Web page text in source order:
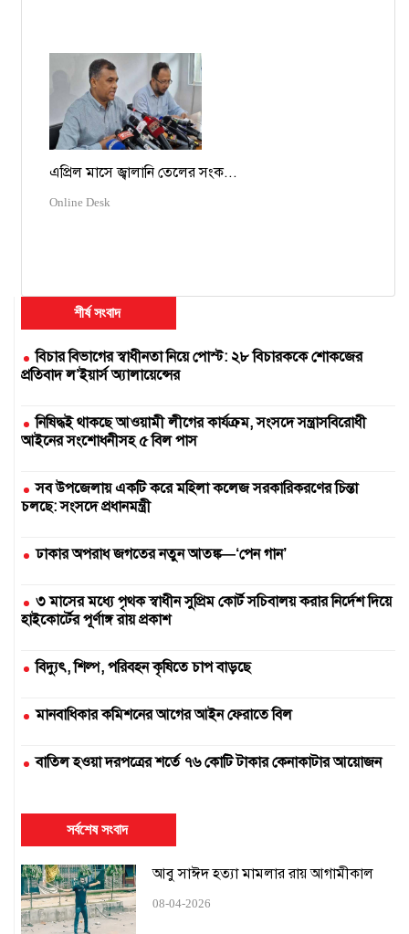
এপ্রিল মাসে জ্বালানি তেলের সংক...
Online Desk
শীর্ষ সংবাদ
বিচার বিভাগের স্বাধীনতা নিয়ে পোস্ট: ২৮ বিচারককে শোকজের
প্রতিবাদ ল’ইয়ার্স অ্যালায়েন্সের
নিষিদ্ধই থাকছে আওয়ামী লীগের কার্যক্রম, সংসদে সন্ত্রাসবিরোধী
আইনের সংশোধনীসহ ৫ বিল পাস
সব উপজেলায় একটি করে মহিলা কলেজ সরকারিকরণের চিন্তা
চলছে: সংসদে প্রধানমন্ত্রী
ঢাকার অপরাধ জগতের নতুন আতঙ্ক—‘পেন গান’
৩ মাসের মধ্যে পৃথক স্বাধীন সুপ্রিম কোর্ট সচিবালয় করার নির্দেশ দিয়ে
হাইকোর্টের পূর্ণাঙ্গ রায় প্রকাশ
বিদ্যুৎ, শিল্প, পরিবহন কৃষিতে চাপ বাড়ছে
মানবাধিকার কমিশনের আগের আইন ফেরাতে বিল
বাতিল হওয়া দরপত্রের শর্তে ৭৬ কোটি টাকার কেনাকাটার আয়োজন
দুই সার কারখানা বন্ধ, আরেকটি বন্ধের পথে
১৬ ঘণ্টায়ও স্বাভাবিক হয়নি সিলেটের সঙ্গে রেল যোগাযোগ
সর্বশেষ সংবাদ
আবু সাঈদ হত্যা মামলার রায় আগামীকাল
08-04-2026